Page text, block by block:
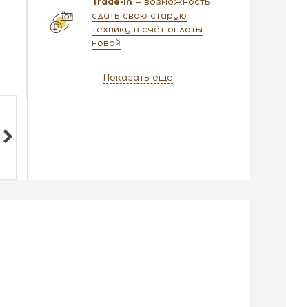
сдать свою старую
технику в счёт оплаты
новой
Показать еще